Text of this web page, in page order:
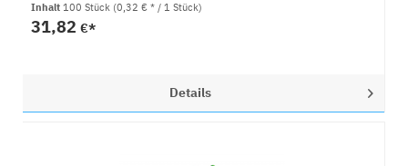
Inhalt100 Stück (0,32 € * / 1 Stück)
31,82€*
Details